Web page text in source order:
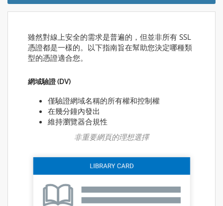
雖然對線上安全的需求是普遍的，但並非所有 SSL
憑證都是一樣的。以下指南旨在幫助您決定哪種類
型的憑證適合您。
網域驗證 (DV)
僅驗證網域名稱的所有權和控制權
在幾分鐘內發出
維持瀏覽器合規性
非重要網頁的理想選擇